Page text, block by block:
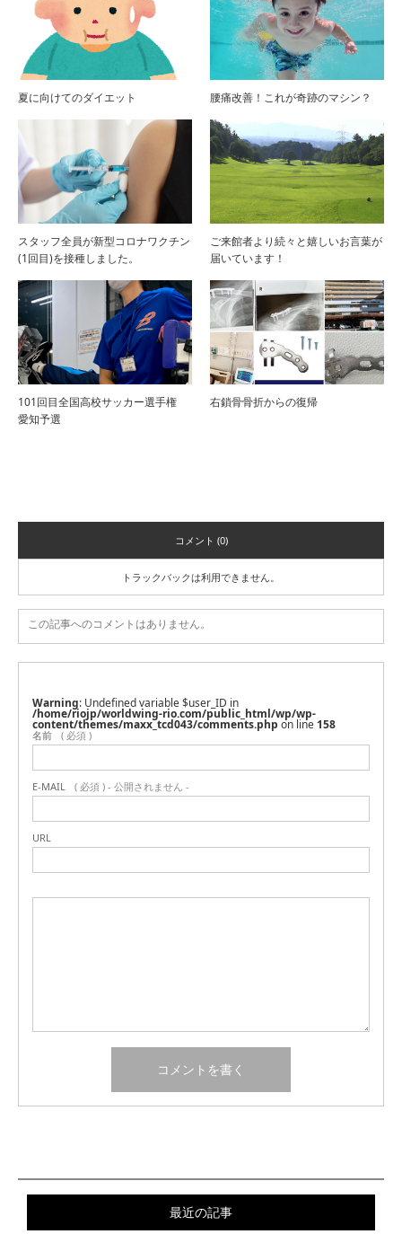
夏に向けてのダイエット 腰痛改善！これが奇跡のマシン？
スタッフ全員が新型コロナワクチン
(1回目)を接種しました。
ご来館者より続々と嬉しいお言葉が
届いています！
101回目全国高校サッカー選手権
愛知予選
右鎖骨骨折からの復帰
コメント (0)
トラックバックは利用できません。
この記事へのコメントはありません。
Warning : Undefined variable $user_ID in
/home/riojp/worldwing-rio.com/public_html/wp/wp-
content/themes/maxx_tcd043/comments.php on line 158
名前 ( 必須 )
E-MAIL ( 必須 ) - 公開されません -
URL
最近の記事